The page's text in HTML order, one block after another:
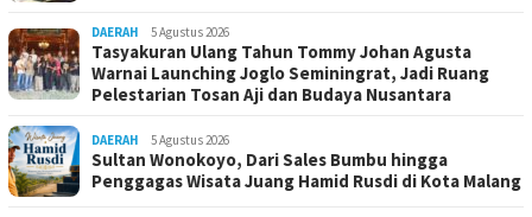
DAERAH 5 Agustus 2026
Tasyakuran Ulang Tahun Tommy Johan Agusta
Warnai Launching Joglo Seminingrat, Jadi Ruang
Pelestarian Tosan Aji dan Budaya Nusantara
DAERAH 5 Agustus 2026
Sultan Wonokoyo, Dari Sales Bumbu hingga
Penggagas Wisata Juang Hamid Rusdi di Kota Malang